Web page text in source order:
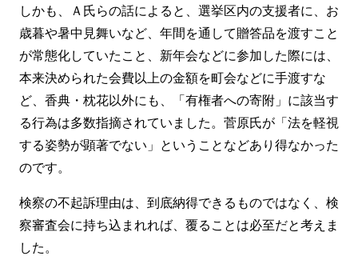
しかも、Ａ氏らの話によると、選挙区内の支援者に、お
歳暮や暑中見舞いなど、年間を通して贈答品を渡すこと
が常態化していたこと、新年会などに参加した際には、
本来決められた会費以上の金額を町会などに手渡すな
ど、香典・枕花以外にも、「有権者への寄附」に該当す
る行為は多数指摘されていました。菅原氏が「法を軽視
する姿勢が顕著でない」ということなどあり得なかった
のです。
検察の不起訴理由は、到底納得できるものではなく、検
察審査会に持ち込まれれば、覆ることは必至だと考えま
した。